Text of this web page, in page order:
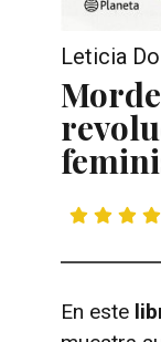
Leticia
En este